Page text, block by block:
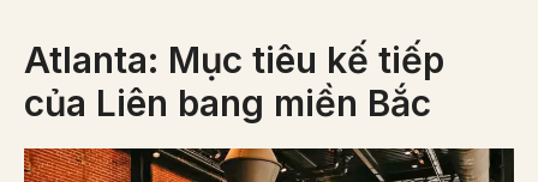
Atlanta: Mục tiêu kế tiếp
của Liên bang miền Bắc